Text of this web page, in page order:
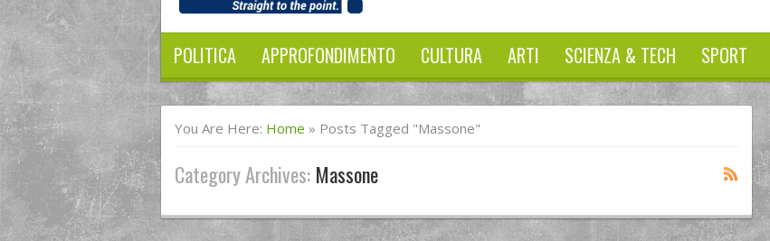
POLITICA APPROFONDIMENTO CULTURA ARTI SCIENZA & TECH SPORT
You Are Here: Home » Posts Tagged "Massone"
Category Archives: Massone